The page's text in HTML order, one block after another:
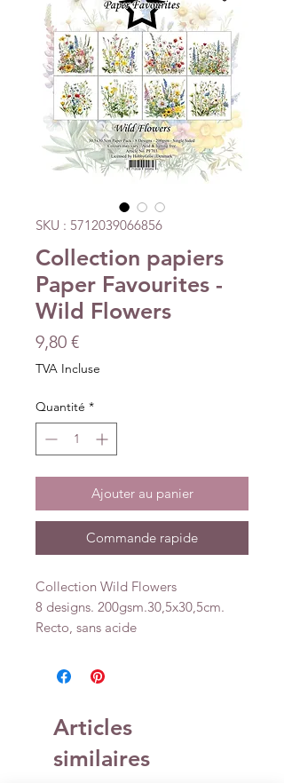
SKU : 5712039066856
Collection papiers
Paper Favourites -
Wild Flowers
9,80 €Prix
TVA Incluse
Quantité *
Ajouter au panier
Commande rapide
Collection Wild Flowers
8 designs. 200gsm.30,5x30,5cm.
Recto, sans acide
Articles
similaires